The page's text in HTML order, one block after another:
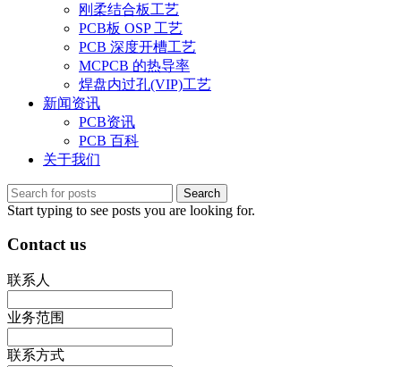
刚柔结合板工艺
PCB板 OSP 工艺
PCB 深度开槽工艺
MCPCB 的热导率
焊盘内过孔(VIP)工艺
新闻资讯
PCB资讯
PCB 百科
关于我们
Search
Start typing to see posts you are looking for.
Contact us
联系人
业务范围
联系方式